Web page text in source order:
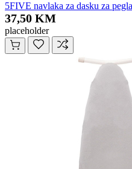
5FIVE navlaka za dasku za
37,50 KM
placeholder